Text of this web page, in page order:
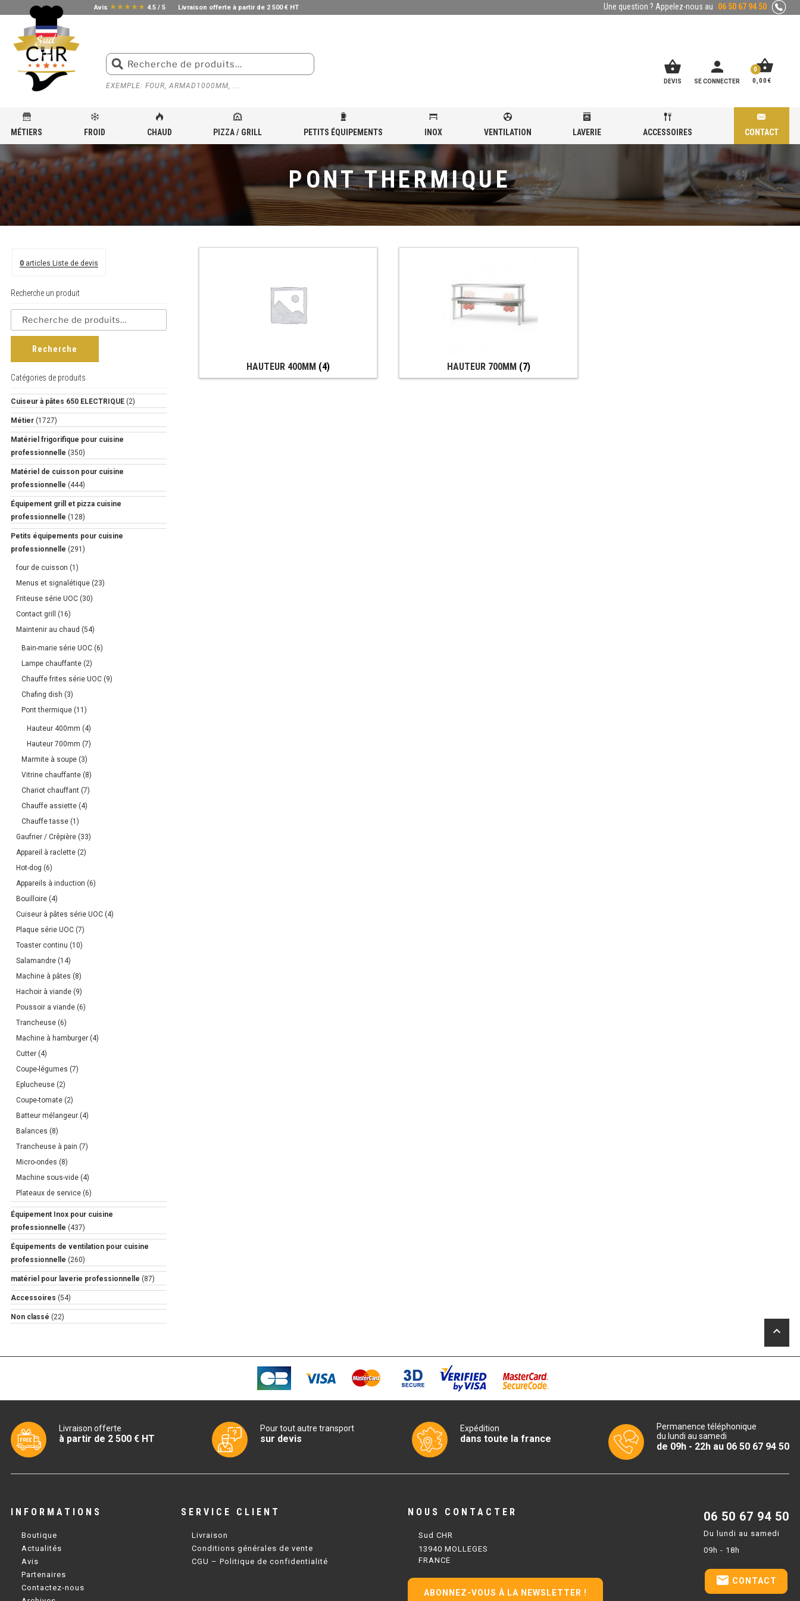
Une question ? Appelez-nous au 06 50 67 94 50
Avis star_ratestar_ratestar_ratestar_ratestar_rate 4.5 / 5 Livraison offerte à partir de 2 500 € HT
shopping_basket
DEVIS
person
SE CONNECTER
shopping_basket
0,00€
0
EXEMPLE: FOUR, ARMAD1000MM, ...
MÉTIERS FROID CHAUD PIZZA / GRILL PETITS ÉQUIPEMENTS INOX VENTILATION LAVERIE ACCESSOIRES CONTACT
ACCUEIL »PETITS ÉQUIPEMENTS POUR CUISINE PROFESSIONNELLE MAINTENIR AU CHAUD PONT THERMIQUE
PONT THERMIQUE
HAUTEUR 400MM (4) HAUTEUR 700MM (7)
0 articles Liste de devis
Recherche un produit
Recherche
Catégories de produits
Cuiseur à pâtes 650 ELECTRIQUE (2)
Métier (1727)
Matériel frigorifique pour cuisine
professionnelle (350)
Matériel de cuisson pour cuisine
professionnelle (444)
Équipement grill et pizza cuisine
professionnelle (128)
Petits équipements pour cuisine
professionnelle (291)
four de cuisson (1)
Menus et signalétique (23)
Friteuse série UOC (30)
Contact grill
(16)
Maintenir au chaud (54)
Bain-marie série UOC (6)
Lampe chauffante (2)
Chauffe frites série UOC (9)
Chafing dish (3)
Pont thermique (11)
Hauteur 400mm (4)
Hauteur 700mm (7)
Marmite à soupe (3)
Vitrine chauffante (8)
Chariot chauffant (7)
Chauffe assiette (4)
Chauffe tasse (1)
Gaufrier / Crêpière (33)
Appareil à raclette (2)
Hot-dog (6)
Appareils à induction (6)
Bouilloire (4)
Cuiseur à pâtes série UOC (4)
Plaque série UOC (7)
Toaster continu (10)
Salamandre (14)
Machine à pâtes (8)
Hachoir à viande (9)
Poussoir a viande (6)
Trancheuse (6)
Machine à hamburger (4)
Cutter (4)
Coupe-légumes (7)
Eplucheuse (2)
Coupe-tomate (2)
Batteur mélangeur (4)
Balances (8)
Trancheuse à pain (7)
Micro-ondes (8)
Machine sous-vide (4)
Plateaux de service (6)
Équipement Inox pour cuisine
professionnelle (437)
Équipements de ventilation pour cuisine
professionnelle (260)
matériel pour laverie professionnelle (87)
Accessoires (54)
Non classé (22)
keyboard_arrow_up
Livraison offerte
à partir de 2 500 € HT
Pour tout autre transport
sur devis
Expédition
dans toute la france
Permanence téléphonique
du lundi au samedi
de 09h - 22h au 06 50 67 94 50
INFORMATIONS
Boutique
Actualités
Avis
Partenaires
Contactez-nous
SERVICE CLIENT
Livraison
Conditions générales de vente
CGU – Politique de confidentialité
NOUS CONTACTER
Sud CHR
13940 MOLLEGES
FRANCE
ABONNEZ-VOUS À LA NEWSLETTER !
06 50 67 94 50
Du lundi au samedi
09h - 18h
email CONTACT